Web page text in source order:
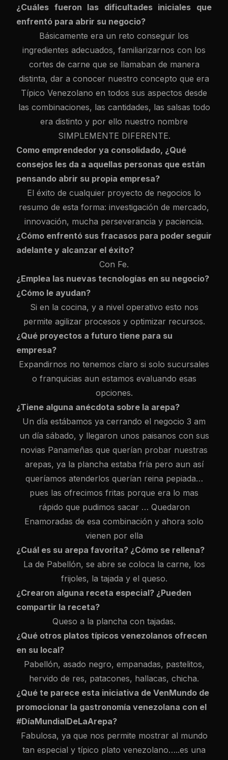
¿Cuáles fueron las dificultades iniciales que
enfrentó para abrir su negocio?
Básicamente era un reto conseguir los
ingredientes adecuados, familiarizarnos con los
cortes de carne que se llamaban de manera
distinta, dar a conocer nuestro concepto que era
Típico Venezolano en todos sus aspectos desde
las combinaciones, las cantidades, las salsas todo
era distinto y por ello nuestro nombre
SIMPLEMENTE DIFERENTE.
Como emprendedor ya consolidado, ¿Qué
consejos les da a aquellas personas que están
pensando abrir su propia empresa?
El éxito de cualquier proyecto de negocios lo
resumo de esta forma: investigación de mercado,
innovación, mucha perseverancia y paciencia.
¿Cómo enfrentó sus fracasos para poder seguir
adelante y alcanzar el éxito?
Con Fe.
¿Emplea las nuevas tecnologías en su negocio?
¿Cómo le ayudan?
Si en la cocina, y a nivel operativo esto nos
permite agilizar procesos y optimizar recursos.
¿Qué proyectos a futuro tiene para su
empresa?
Expandirnos no tenemos claro si solo sucursales
o franquicias aun estamos evaluando esas
opciones.
¿Tiene alguna anécdota sobre la arepa?
Un día estábamos ya cerrando el negocio 3 am
un día sábado, y llegaron unos paisanos con sus
novias Panameñas que querían probar nuestras
arepas, ya la plancha estaba fría pero aun así
queríamos atenderlos querían reina pepiada…
pues las ofrecimos fritas porque era lo mas
rápido que pudimos sacar … Quedaron
Enamoradas de esa combinación y ahora solo
vienen por ella
¿Cuál es su arepa favorita? ¿Cómo se rellena?
La de Pabellón, se abre se coloca la carne, los
frijoles, la tajada y el queso.
¿Crearon alguna receta especial? ¿Pueden
compartir la receta?
Queso a la plancha con tajadas.
¿Qué otros platos típicos venezolanos ofrecen
en su local?
Pabellón, asado negro, empanadas, pastelitos,
hervido de res, patacones, hallacas, chicha.
¿Qué te parece esta iniciativa de VenMundo de
promocionar la gastronomía venezolana con el
#DíaMundialDeLaArepa?
Fabulosa, ya que nos permite mostrar al mundo
tan especial y típico plato venezolano…..es una